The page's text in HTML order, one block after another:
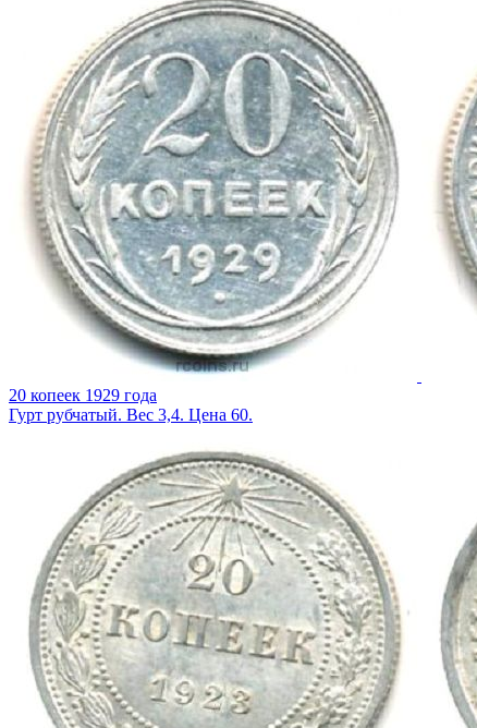
20 копеек 1929 года
Гурт рубчатый. Вес 3,4. Цена 60.